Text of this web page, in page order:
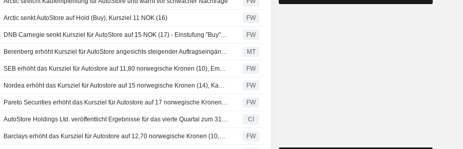
Arctic senkt AutoStore auf Hold (Buy), Kursziel 11 NOK (16) FW
DNB Carnegie senkt Kursziel für AutoStore auf 15 NOK (17) - Einstufung "Buy" bestätigt FW
Berenberg erhöht Kursziel für AutoStore angesichts steigender Auftragseingänge im vierten Quartal 2025 MT
SEB erhöht das Kursziel für Autostore auf 11,80 norwegische Kronen (10), Empfehlung "Halten" wird bestätigt FW
Nordea erhöht das Kursziel für Autostore auf 15 norwegische Kronen (14), Kaufempfehlung bekräftigt FW
Pareto Securities erhöht das Kursziel für Autostore auf 17 norwegische Kronen (14), Kaufempfehlung wird bestätigt FW
AutoStore Holdings Ltd. veröffentlicht Ergebnisse für das vierte Quartal zum 31. Dezember 2025 CI
Barclays erhöht das Kursziel für Autostore auf 12,70 norwegische Kronen (10,40), bestätigt Gleichgewicht - BN FW